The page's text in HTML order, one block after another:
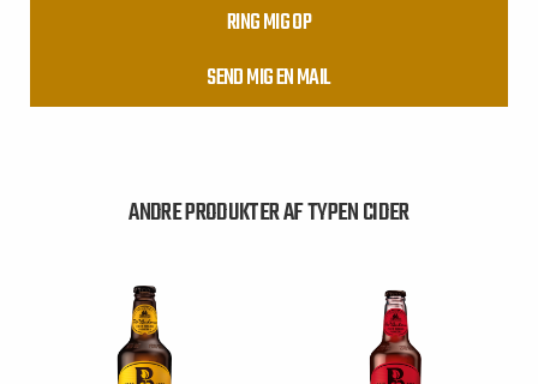
RING MIG OP
SEND MIG EN MAIL
ANDRE PRODUKTER AF TYPEN CIDER